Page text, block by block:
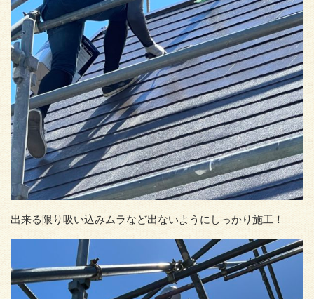
出来る限り吸い込みムラなど出ないようにしっかり施工！